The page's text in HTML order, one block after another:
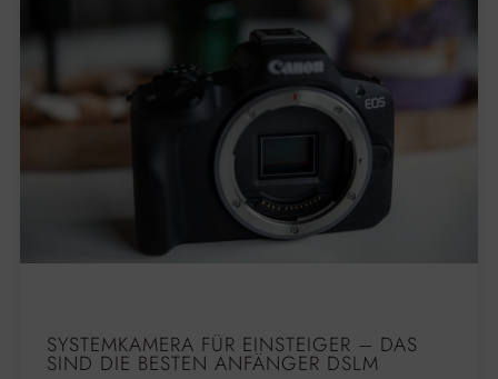
SYSTEMKAMERA FÜR EINSTEIGER – DAS
SIND DIE BESTEN ANFÄNGER DSLM